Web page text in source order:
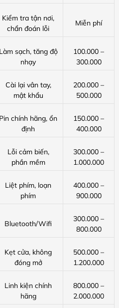
Kiểm tra tận nơi,
chẩn đoán lỗi
Miễn phí
Làm sạch, tăng độ
nhạy
100.000 –
300.000
Cài lại vân tay,
mật khẩu
200.000 –
500.000
Pin chính hãng, ổn
định
150.000 –
400.000
Lỗi cảm biến,
phần mềm
300.000 –
1.000.000
Liệt phím, loạn
phím
400.000 –
900.000
Bluetooth/Wifi
300.000 –
800.000
Kẹt cửa, không
đóng mở
500.000 –
1.200.000
Linh kiện chính
hãng
800.000 –
2.000.000